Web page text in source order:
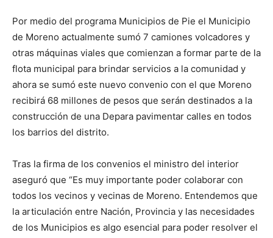
Por medio del programa Municipios de Pie el Municipio
de Moreno actualmente sumó 7 camiones volcadores y
otras máquinas viales que comienzan a formar parte de la
flota municipal para brindar servicios a la comunidad y
ahora se sumó este nuevo convenio con el que Moreno
recibirá 68 millones de pesos que serán destinados a la
construcción de una Depara pavimentar calles en todos
los barrios del distrito.
Tras la firma de los convenios el ministro del interior
aseguró que “Es muy importante poder colaborar con
todos los vecinos y vecinas de Moreno. Entendemos que
la articulación entre Nación, Provincia y las necesidades
de los Municipios es algo esencial para poder resolver el